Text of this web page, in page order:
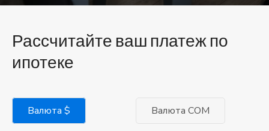
Рассчитайте ваш платеж по
ипотеке
Валюта $ Валюта COM